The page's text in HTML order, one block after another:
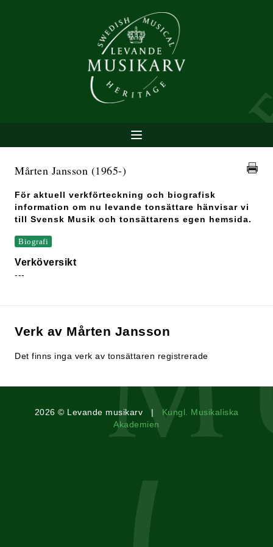
Mårten Jansson (1965-)
För aktuell verkförteckning och biografisk
information om nu levande tonsättare hänvisar vi
till Svensk Musik och tonsättarens egen hemsida.
Biografi
Verköversikt
---
Verk av Mårten Jansson
Det finns inga verk av tonsättaren registrerade
2026 © Levande musikarv | Kungl. Musikaliska
Akademien